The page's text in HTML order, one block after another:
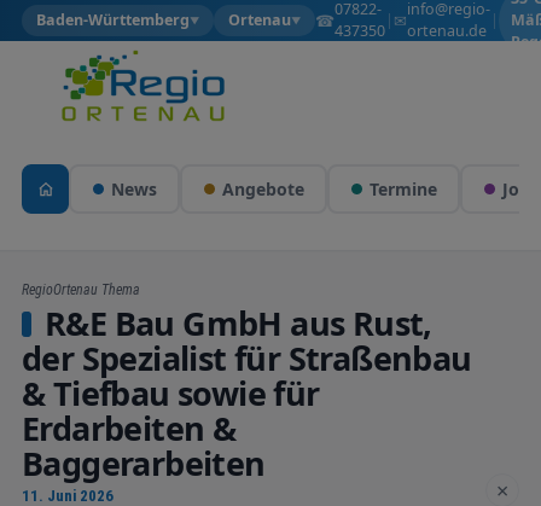
Baden-Württemberg▼ Ortenau▼ ☎07822-
437350
| ✉info@regio-
ortenau.de
|
News Angebote Termine Jobs
RegioOrtenau Thema
R&E Bau GmbH aus Rust,
der Spezialist für Straßenbau
& Tiefbau sowie für
Erdarbeiten &
Baggerarbeiten
11. Juni 2026 ×